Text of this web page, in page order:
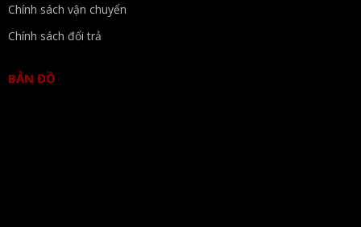
Chính sách vận chuyển
Chính sách đổi trả
BẢN ĐỒ